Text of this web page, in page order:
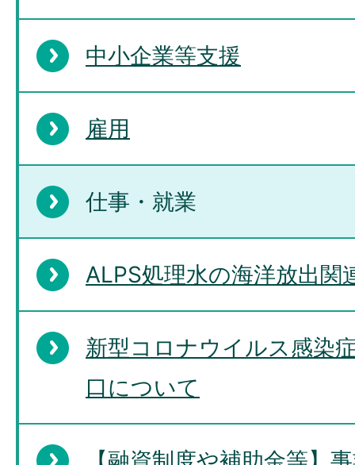
中小企業等支援
雇用
仕事・就業
ALPS処理水の海洋放出関
新型コロナウイルス感染
口について